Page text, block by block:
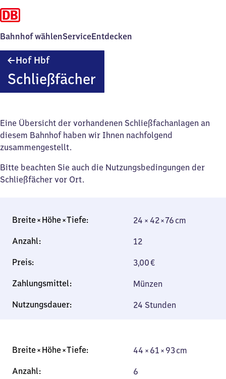
Bahnhof wählenServiceEntdecken
Hof HbfHof
Schließfächer
Eine Übersicht der vorhandenen Schließfachanlagen an
diesem Bahnhof haben wir Ihnen nachfolgend
zusammengestellt.
Bitte beachten Sie auch die Nutzungsbedingungen der
Schließfächer vor Ort.
24 × 42 × 76 cm
12
3,00€
Münzen
24 Stunden
44 × 61 × 93 cm
6